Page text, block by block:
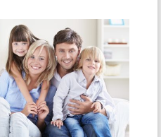
CODEVI
COMPTE À TERME
CSL
LDD